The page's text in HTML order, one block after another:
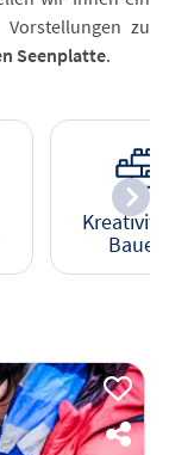
zu
Seenplatte.
Bauen